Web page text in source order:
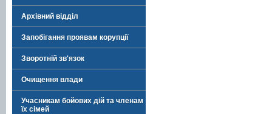
Архівний відділ
Запобігання проявам корупції
Зворотній зв'язок
Очищення влади
Учасникам бойових дій та членам
їх сімей